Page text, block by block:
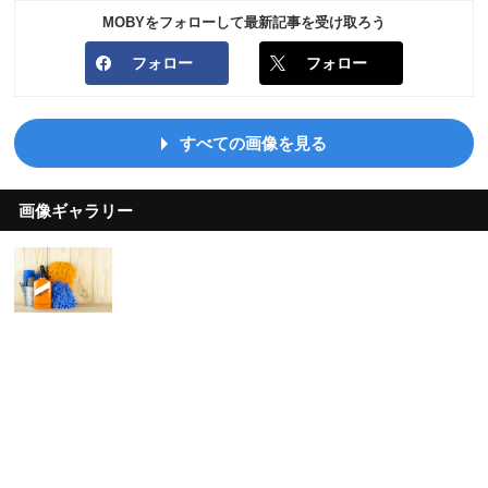
MOBYをフォローして最新記事を受け取ろう
フォロー フォロー
すべての画像を見る
画像ギャラリー